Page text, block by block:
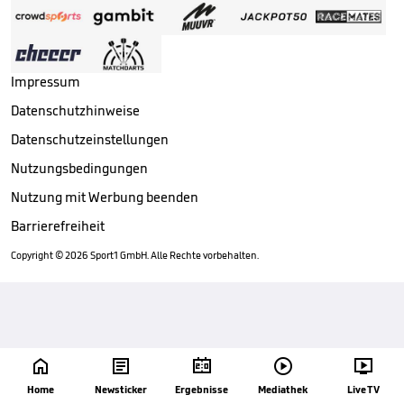

Home

Newsticker

Ergebnisse

Mediathek

Live TV
Impressum
Datenschutzhinweise
Datenschutzeinstellungen
Nutzungsbedingungen
Nutzung mit Werbung beenden
Barrierefreiheit
Copyright ©2026 Sport1 GmbH. Alle Rechte vorbehalten.